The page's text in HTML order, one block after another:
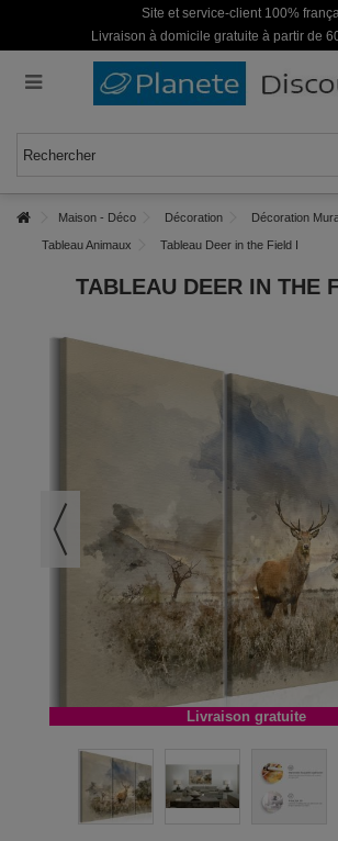
Site et service-client 100%
Livraison à domicile gratuite à partir de
Maison - Déco Décoration Décoration
Tableau Animaux Tableau Deer in the Field I
TABLEAU DEER IN THE
Livraison gratuite